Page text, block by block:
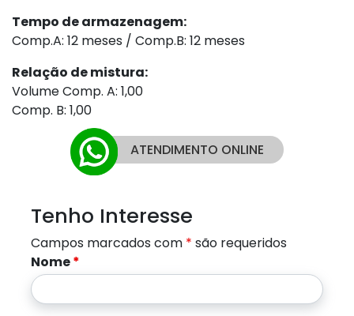
Tempo de armazenagem:
Comp.A: 12 meses / Comp.B: 12 meses
Relação de mistura:
Volume Comp. A: 1,00
Comp. B: 1,00
ATENDIMENTO ONLINE
Tenho Interesse
Campos marcados com * são requeridos
Nome*